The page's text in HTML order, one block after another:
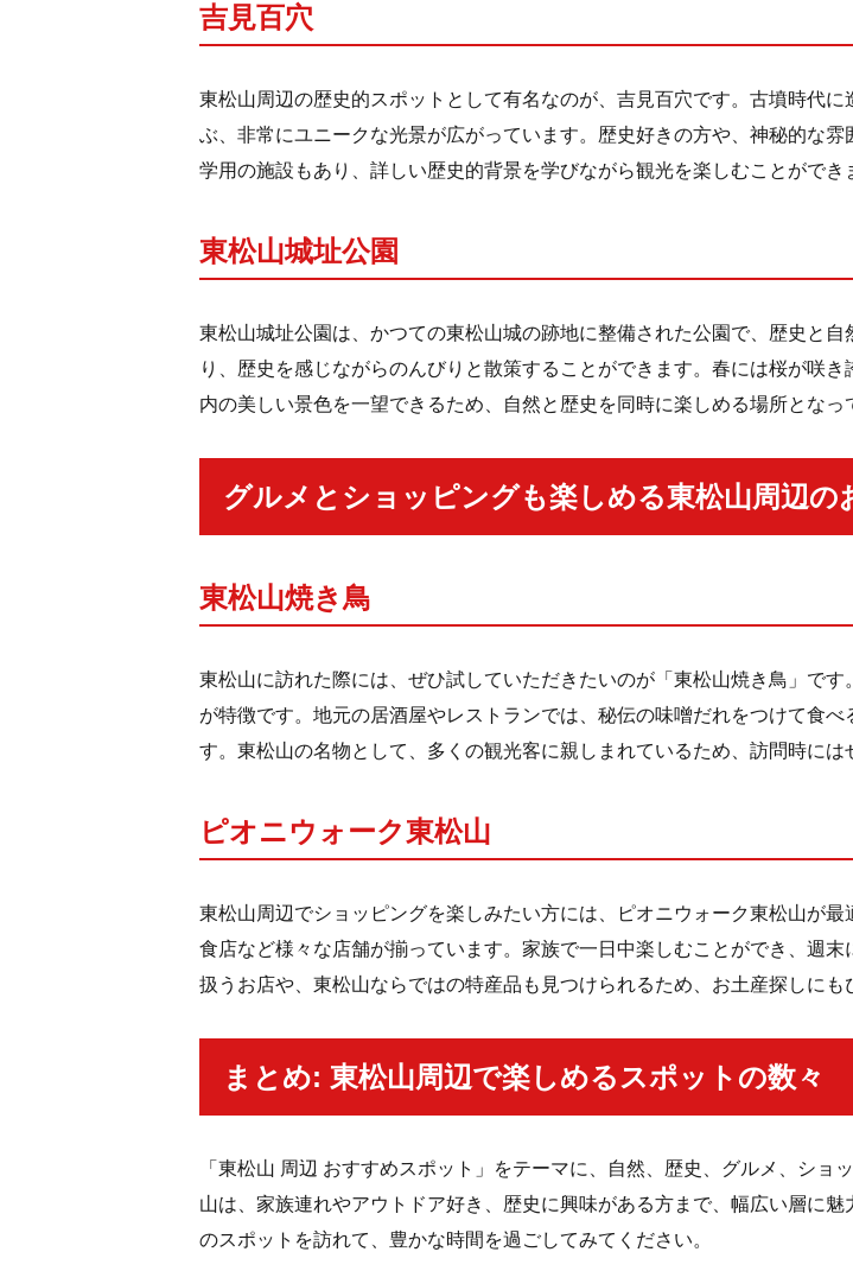
吉見百穴
東松山周辺の歴史的スポットとして有名なのが、吉見百穴です。古墳時代
ぶ、非常にユニークな光景が広がっています。歴史好きの方や、神秘的な
学用の施設もあり、詳しい歴史的背景を学びながら観光を楽しむことができ
東松山城址公園
東松山城址公園は、かつての東松山城の跡地に整備された公園で、歴史と
り、歴史を感じながらのんびりと散策することができます。春には桜が咲
内の美しい景色を一望できるため、自然と歴史を同時に楽しめる場所となっ
グルメとショッピングも楽しめる東松山周辺の
東松山焼き鳥
東松山に訪れた際には、ぜひ試していただきたいのが「東松山焼き鳥」で
が特徴です。地元の居酒屋やレストランでは、秘伝の味噌だれをつけて食
す。東松山の名物として、多くの観光客に親しまれているため、訪問時には
ピオニウォーク東松山
東松山周辺でショッピングを楽しみたい方には、ピオニウォーク東松山が
食店など様々な店舗が揃っています。家族で一日中楽しむことができ、週
扱うお店や、東松山ならではの特産品も見つけられるため、お土産探しにも
まとめ: 東松山周辺で楽しめるスポットの数々
「東松山 周辺 おすすめスポット」をテーマに、自然、歴史、グルメ、シ
山は、家族連れやアウトドア好き、歴史に興味がある方まで、幅広い層に
のスポットを訪れて、豊かな時間を過ごしてみてください。